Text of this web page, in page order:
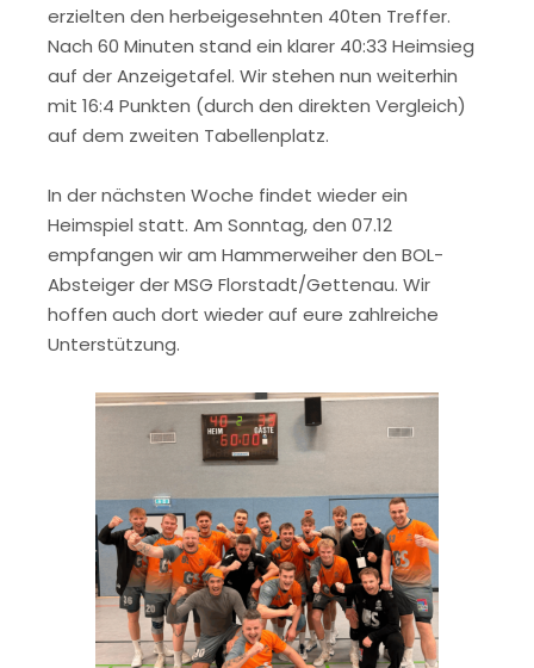
erzielten den herbeigesehnten 40ten Treffer.
Nach 60 Minuten stand ein klarer 40:33 Heimsieg
auf der Anzeigetafel. Wir stehen nun weiterhin
mit 16:4 Punkten (durch den direkten Vergleich)
auf dem zweiten Tabellenplatz.
In der nächsten Woche findet wieder ein
Heimspiel statt. Am Sonntag, den 07.12
empfangen wir am Hammerweiher den BOL-
Absteiger der MSG Florstadt/Gettenau. Wir
hoffen auch dort wieder auf eure zahlreiche
Unterstützung.